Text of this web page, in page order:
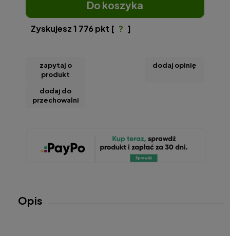
do koszyka
Zyskujesz1 776 pkt [ ? ]
zapytaj o
produkt
dodaj opinię
dodaj do
przechowalni
Opis